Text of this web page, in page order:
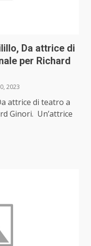
Da attrice di
per Richard
2023
attrice di teatro a
Ginori. Un’attrice